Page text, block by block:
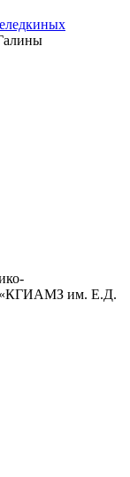
«КГИАМЗ им. Е.Д.